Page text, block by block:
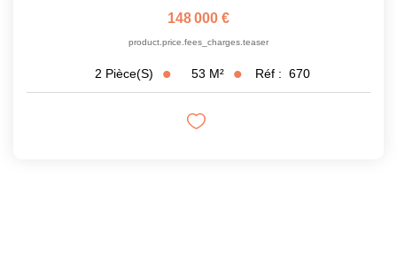
148 000 €
product.price.fees_charges.teaser
2 Pièce(s) 53 M² Réf : 670